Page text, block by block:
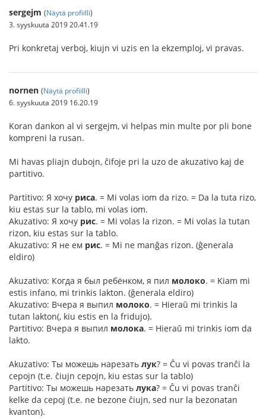
sergejm (Näytä profiilli)
3. syyskuuta 2019 20.41.19
Pri konkretaj verboj, kiujn vi uzis en la ekzemploj, vi pravas.
nornen (Näytä profiilli)
6. syyskuuta 2019 16.20.19
Koran dankon al vi sergejm, vi helpas min multe por pli bone
kompreni la rusan.
Mi havas pliajn dubojn, ĉifoje pri la uzo de akuzativo kaj de
partitivo.
Partitivo: Я хочу риса. = Mi volas iom da rizo. = Da la tuta rizo,
kiu estas sur la tablo, mi volas iom.
Akuzativo: Я хочу рис. = Mi volas la rizon. = Mi volas la tutan
rizon, kiu estas sur la tablo.
Akuzativo: Я не ем рис. = Mi ne manĝas rizon. (ĝenerala
eldiro)
Akuzativo: Когда я был ребёнком, я пил молоко. = Kiam mi
estis infano, mi trinkis lakton. (ĝenerala eldiro)
Akuzativo: Вчера я выпил молоко. = Hieraŭ mi trinkis la
tutan lakton(, kiu estis en la fridujo).
Partitivo: Вчера я выпил молока. = Hieraŭ mi trinkis iom da
lakto.
Akuzativo: Ты можешь нарезать лук? = Ĉu vi povas tranĉi la
cepojn (t.e. ĉiujn cepojn, kiu estas sur la tablo)
Partitivo: Ты можешь нарезать лука? = Ĉu vi povas tranĉi
kelke da cepoj (t.e. ne bezone ĉiujn, sed nur la bezonatan
kvanton).